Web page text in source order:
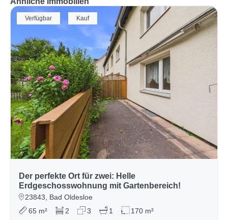
Verfügbar Kauf
Der perfekte Ort für zwei: Helle
Erdgeschosswohnung mit Gartenbereich!
23843, Bad Oldesloe
65 m²
2 3 1
170 m²